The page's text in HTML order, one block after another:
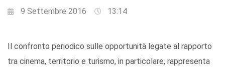
9 Settembre 2016 13:14
Il confronto periodico sulle opportunità legate al rapporto
tra cinema, territorio e turismo, in particolare, rappresenta